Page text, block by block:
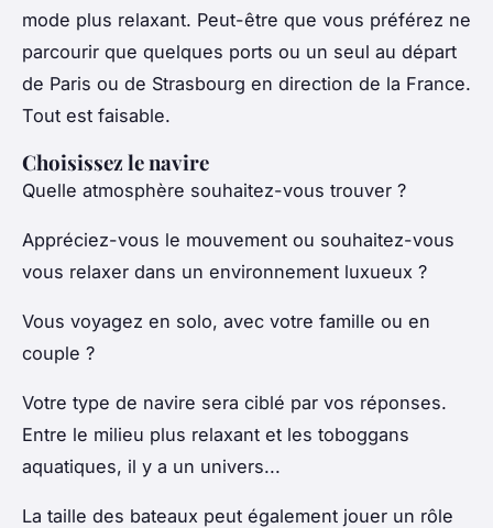
mode plus relaxant. Peut-être que vous préférez ne
parcourir que quelques ports ou un seul au départ
de Paris ou de Strasbourg en direction de la France.
Tout est faisable.
Choisissez le navire
Quelle atmosphère souhaitez-vous trouver ?
Appréciez-vous le mouvement ou souhaitez-vous
vous relaxer dans un environnement luxueux ?
Vous voyagez en solo, avec votre famille ou en
couple ?
Votre type de navire sera ciblé par vos réponses.
Entre le milieu plus relaxant et les toboggans
aquatiques, il y a un univers...
La taille des bateaux peut également jouer un rôle